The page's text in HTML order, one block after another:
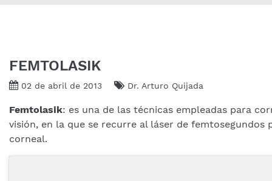
FEMTOLASIK
02 de abril de 2013 Dr. Arturo Quijada
Femtolasik: es una de las técnicas empleadas para
visión, en la que se recurre al láser de
corneal.